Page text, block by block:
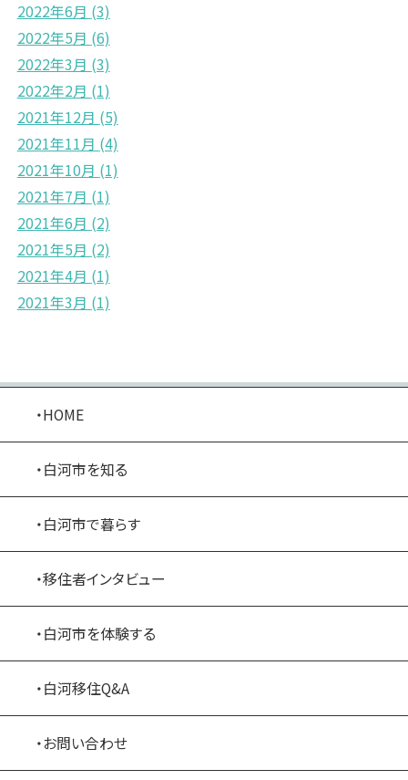
2022年6月 (3)
2022年5月 (6)
2022年3月 (3)
2022年2月 (1)
2021年12月 (5)
2021年11月 (4)
2021年10月 (1)
2021年7月 (1)
2021年6月 (2)
2021年5月 (2)
2021年4月 (1)
2021年3月 (1)
・HOME
・白河市を知る
・白河市で暮らす
・移住者インタビュー
・白河市を体験する
・白河移住Q&A
・お問い合わせ